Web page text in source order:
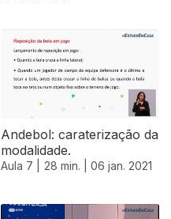
Andebol: caraterização da
modalidade.
Aula 7 | 28 min. | 06 jan. 2021